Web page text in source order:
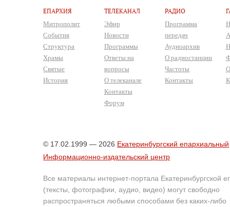
ЕПАРХИЯ
Митрополит
События
Структура
Храмы
Святые
История
ТЕЛЕКАНАЛ
Эфир
Новости
Программы
Ответы на
вопросы
О телеканале
Контакты
Форум
РАДИО
Программа
передач
Аудиоархив
О радиостанции
Частоты
Контакты
© 17.02.1999 — 2026 Екатеринбургский епархиальный
Информационно-издательский центр
Все материалы интернет-портала Екатеринбургской
(тексты, фотографии, аудио, видео) могут свободно
распространяться любыми способами без каких-либо